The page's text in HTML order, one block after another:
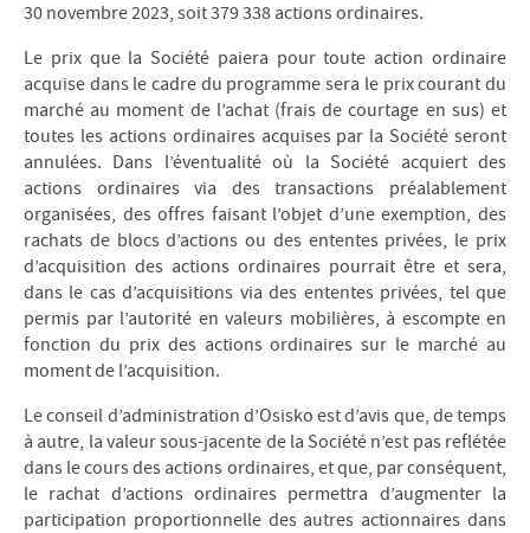
30 novembre 2023, soit 379 338 actions ordinaires.
Le prix que la Société paiera pour toute action ordinaire
acquise dans le cadre du programme sera le prix courant du
marché au moment de l’achat (frais de courtage en sus) et
toutes les actions ordinaires acquises par la Société seront
annulées. Dans l’éventualité où la Société acquiert des
actions ordinaires via des transactions préalablement
organisées, des offres faisant l’objet d’une exemption, des
rachats de blocs d’actions ou des ententes privées, le prix
d’acquisition des actions ordinaires pourrait être et sera,
dans le cas d’acquisitions via des ententes privées, tel que
permis par l’autorité en valeurs mobilières, à escompte en
fonction du prix des actions ordinaires sur le marché au
moment de l’acquisition.
Le conseil d’administration d’Osisko est d’avis que, de temps
à autre, la valeur sous-jacente de la Société n’est pas reflétée
dans le cours des actions ordinaires, et que, par conséquent,
le rachat d’actions ordinaires permettra d’augmenter la
participation proportionnelle des autres actionnaires dans